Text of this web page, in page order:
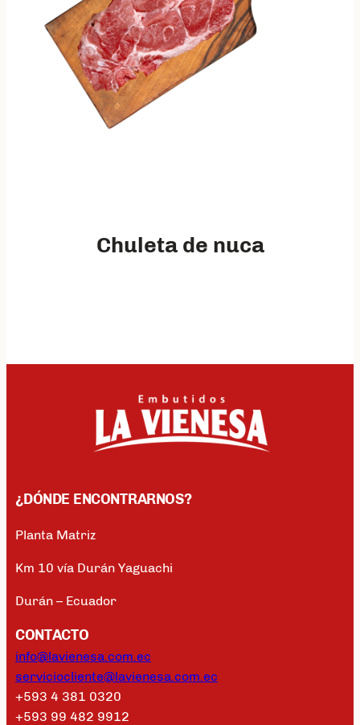
Chuleta de nuca
¿DÓNDE ENCONTRARNOS?
Planta Matriz
Km 10 vía Durán Yaguachi
Durán – Ecuador
CONTACTO
info@lavienesa.com.ec
serviciocliente@lavienesa.com.ec
+593 4 381 0320
+593 99 482 9912